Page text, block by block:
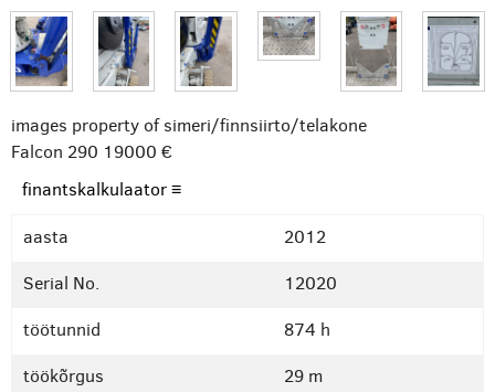
images property of simeri/finnsiirto/telakone
Falcon 290 19000 €
finantskalkulaator ≡
aasta
2012
Serial No.
12020
töötunnid
874 h
töökõrgus
29 m